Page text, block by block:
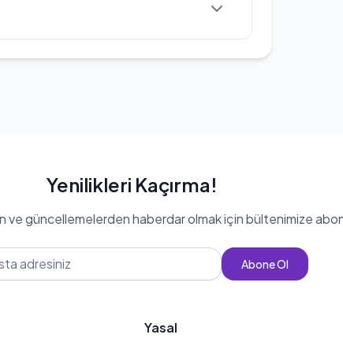
Yenilikleri Kaçırma!
ve güncellemelerden haberdar olmak için bültenimize
Abone Ol
Yasal